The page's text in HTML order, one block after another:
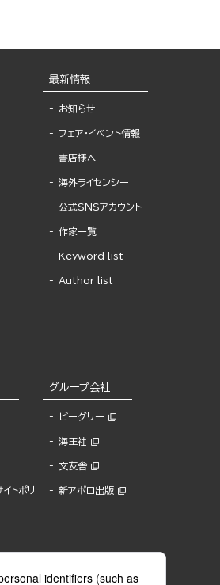
最新情報
お知らせ
フェア・イベント情報
書店様へ
海外ライセンシー
公式SNSアカウント
作家一覧
Keyword list
Author list
トポリ
グループ会社
ビーグリー
海王社
文友舎
新アポロ出版